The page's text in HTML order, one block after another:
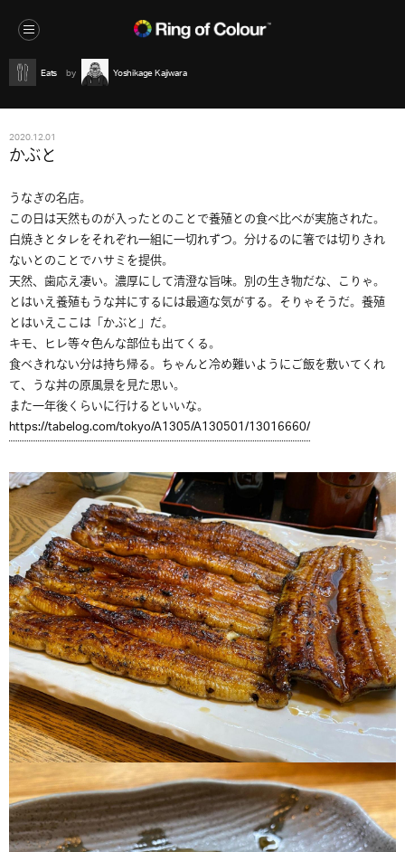
Eats Yoshikage Kajiwara
2020.12.01
かぶと
うなぎの名店。
この日は天然ものが入ったとのことで養殖との食べ比べが実施された。
白焼きとタレをそれぞれ一組に一切れずつ。分けるのに箸では切りきれ
ないとのことでハサミを提供。
天然、歯応え凄い。濃厚にして清澄な旨味。別の生き物だな、こりゃ。
とはいえ養殖もうな丼にするには最適な気がする。そりゃそうだ。養殖
とはいえここは「かぶと」だ。
キモ、ヒレ等々色んな部位も出てくる。
食べきれない分は持ち帰る。ちゃんと冷め難いようにご飯を敷いてくれ
て、うな丼の原風景を見た思い。
また一年後くらいに行けるといいな。
https://tabelog.com/tokyo/A1305/A130501/13016660/